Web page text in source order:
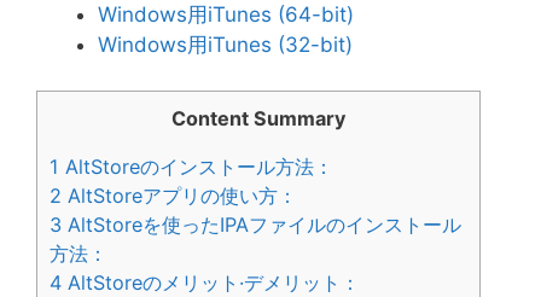
Windows用iTunes (64-bit)
Windows用iTunes (32-bit)
Content Summary
1 AltStoreのインストール方法：
2 AltStoreアプリの使い方：
3 AltStoreを使ったIPAファイルのインストール
方法：
4 AltStoreのメリット·デメリット：